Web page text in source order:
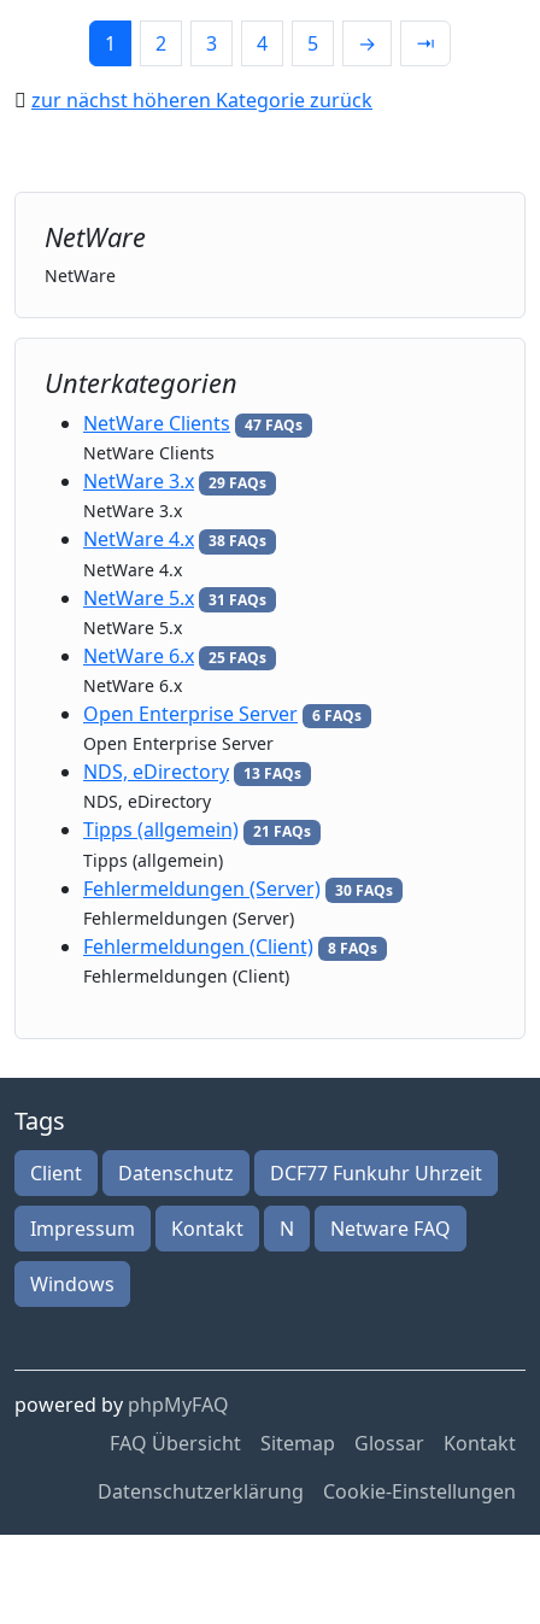
1 2 3 4 5 → ⇥
zur nächst höheren Kategorie zurück
NetWare
NetWare
Unterkategorien
NetWare Clients 47 FAQs
NetWare Clients
NetWare 3.x 29 FAQs
NetWare 3.x
NetWare 4.x 38 FAQs
NetWare 4.x
NetWare 5.x 31 FAQs
NetWare 5.x
NetWare 6.x 25 FAQs
NetWare 6.x
Open Enterprise Server 6 FAQs
Open Enterprise Server
NDS, eDirectory 13 FAQs
NDS, eDirectory
Tipps (allgemein) 21 FAQs
Tipps (allgemein)
Fehlermeldungen (Server) 30 FAQs
Fehlermeldungen (Server)
Fehlermeldungen (Client) 8 FAQs
Fehlermeldungen (Client)
Tags
Client Datenschutz DCF77 Funkuhr Uhrzeit
Impressum Kontakt N Netware FAQ
Windows
powered by phpMyFAQ
FAQ Übersicht
Sitemap Glossar
Kontakt
Datenschutzerklärung
Cookie-Einstellungen